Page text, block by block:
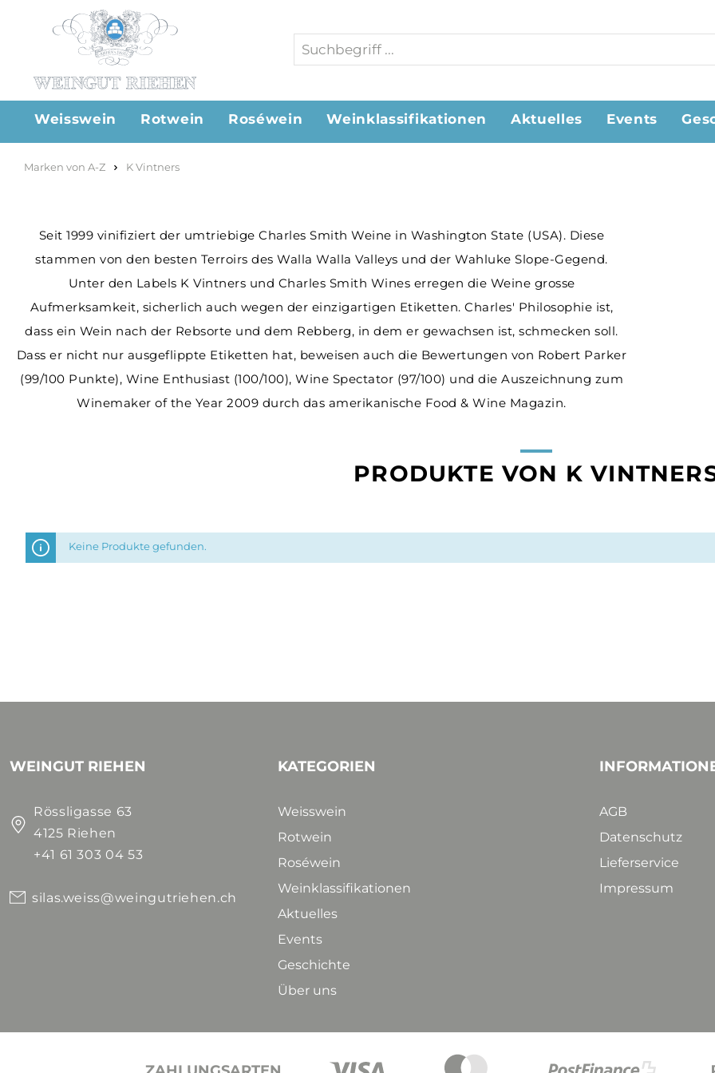
Weisswein Rotwein Roséwein Weinklassifikationen Aktuelles Events
Marken von A-Z K Vintners
Seit 1999 vinifiziert der umtriebige Charles Smith Weine in Washington State (USA). Diese
stammen von den besten Terroirs des Walla Walla Valleys und der Wahluke Slope-Gegend.
Unter den Labels K Vintners und Charles Smith Wines erregen die Weine grosse
Aufmerksamkeit, sicherlich auch wegen der einzigartigen Etiketten. Charles' Philosophie ist,
dass ein Wein nach der Rebsorte und dem Rebberg, in dem er gewachsen ist, schmecken soll.
Dass er nicht nur ausgeflippte Etiketten hat, beweisen auch die Bewertungen von Robert Parker
(99/100 Punkte), Wine Enthusiast (100/100), Wine Spectator (97/100) und die Auszeichnung zum
Winemaker of the Year 2009 durch das amerikanische Food & Wine Magazin.
PRODUKTE VON K
Keine Produkte gefunden.
WEINGUT RIEHEN
Rössligasse 63
4125 Riehen
+41 61 303 04 53
silas.weiss@weingutriehen.ch
KATEGORIEN
Weisswein
Rotwein
Roséwein
Weinklassifikationen
Aktuelles
Events
Geschichte
Über uns
AGB
Datenschutz
Lieferservice
Impressum